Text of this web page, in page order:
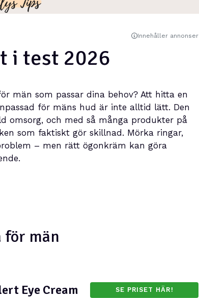
Innehåller annonser
i test 2026
män som passar dina behov? Att hitta en
för mäns hud är inte alltid lätt. Den
omsorg, och med så många produkter på
som faktiskt gör skillnad. Mörka ringar,
– men rätt ögonkräm kan göra
för män
Eye Cream SE PRISET HÄR!